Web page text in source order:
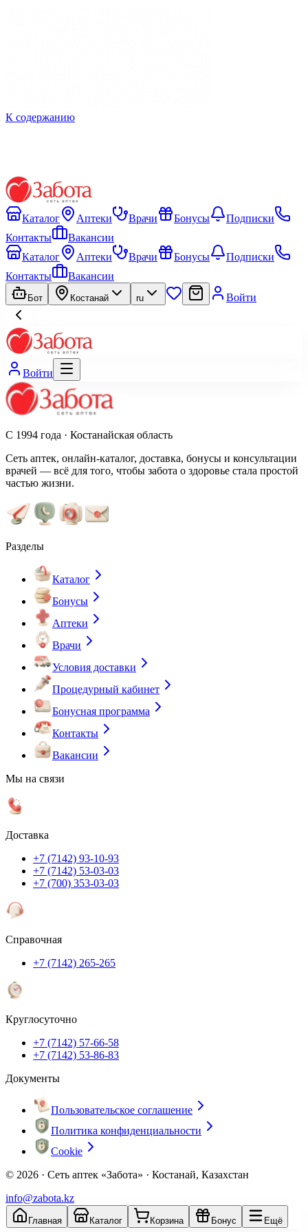
К содержанию
Каталог Аптеки Врачи Бонусы
Подписки
Контакты
Вакансии
Каталог
Аптеки Врачи Бонусы
Подписки
Контакты
Вакансии
Бот Костанай ru Войти
Войти
С 1994 года · Костанайская область
Сеть аптек, онлайн-каталог, доставка, бонусы и консультации
врачей — всё для того, чтобы забота о здоровье стала простой
частью жизни.
Разделы
Каталог
Бонусы
Аптеки
Врачи
Условия доставки
Процедурный кабинет
Бонусная программа
Контакты
Вакансии
Мы на связи
Доставка
+7 (7142) 93-10-93
+7 (7142) 53-03-03
+7 (700) 353-03-03
Справочная
+7 (7142) 265-265
Круглосуточно
+7 (7142) 57-66-58
+7 (7142) 53-86-83
Документы
Пользовательское соглашение
Политика конфиденциальности
Cookie
© 2026 · Сеть аптек «Забота» · Костанай, Казахстан
info@zabota.kz
Главная Каталог Корзина Бонус Ещё